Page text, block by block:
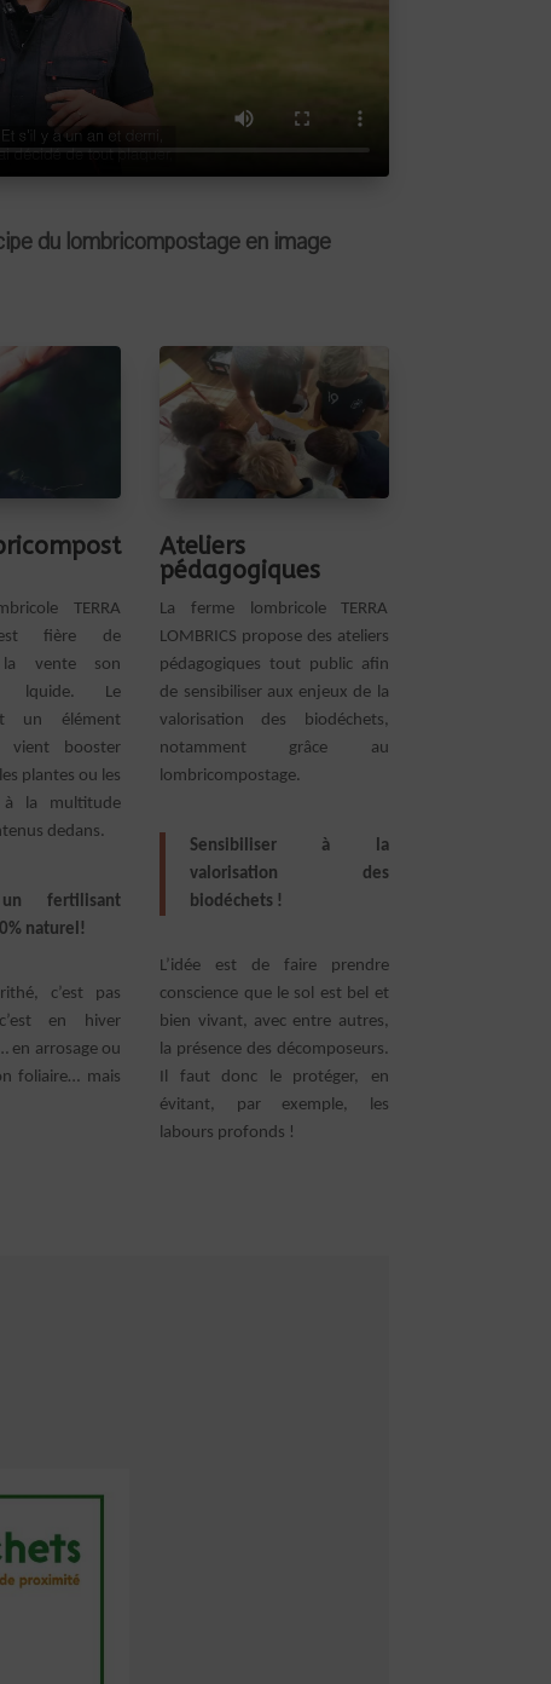
du lombricompostage en image
TERRA
est fière de
vente son
lquide. Le
un élément
vient booster
plantes ou les
à la multitude
dedans.
fertilisant
naturel!
c’est pas
en hiver
en arrosage ou
foliaire… mais
Ateliers
pédagogiques
La ferme lombricole TERRA
LOMBRICS propose des ateliers
pédagogiques tout public afin
de sensibiliser aux enjeux de la
valorisation des biodéchets,
notamment grâce au
lombricompostage.
Sensibiliser à la
valorisation des
biodéchets !
L’idée est de faire prendre
conscience que le sol est bel et
bien vivant, avec entre autres,
la présence des décomposeurs.
Il faut donc le protéger, en
évitant, par exemple, les
labours profonds !